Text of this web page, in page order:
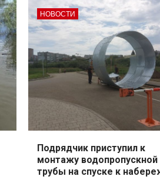
НОВОСТИ
Подрядчик приступил к
монтажу водопропускной
трубы на спуске к